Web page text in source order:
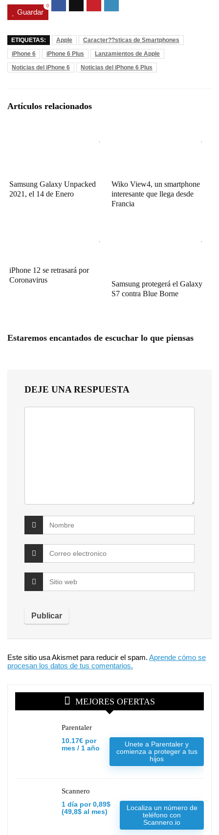
Guardar
0
ETIQUETAS: Apple
Caracter??sticas de Smartphones
iPhone 6
iPhone 6 Plus
Lanzamientos de Apple
Noticias del iPhone 6
Noticias del iPhone 6 Plus
Artículos relacionados
Samsung Galaxy Unpacked
2021, el 14 de Enero
Wiko View4, un smartphone
interesante que llega desde
Francia
iPhone 12 se retrasará por
Coronavirus
Samsung protegerá el Galaxy
S7 contra Blue Borne
Estaremos encantados de escuchar lo que piensas
DEJE UNA RESPUESTA
Este sitio usa Akismet para reducir el spam. Aprende cómo se
procesan los datos de tus comentarios.
MEJORES OFERTAS
Parentaler
10.17€ por
mes / 1 año
Unete a Parentaler y
comienza a proteger a tus
hijos
Scannero
1 día por 0,89$
(49,8$ al mes)
Localiza un número de
teléfono con
Scannero.io